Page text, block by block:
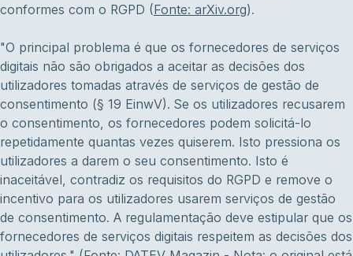
conformes com o RGPD (Fonte: arXiv.org).
"O principal problema é que os fornecedores de serviços
digitais não são obrigados a aceitar as decisões dos
utilizadores tomadas através de serviços de gestão de
consentimento (§ 19 EinwV). Se os utilizadores recusarem
o consentimento, os fornecedores podem solicitá-lo
repetidamente quantas vezes quiserem. Isto pressiona os
utilizadores a darem o seu consentimento. Isto é
inaceitável, contradiz os requisitos do RGPD e remove o
incentivo para os utilizadores usarem serviços de gestão
de consentimento. A regulamentação deve estipular que os
fornecedores de serviços digitais respeitem as decisões dos